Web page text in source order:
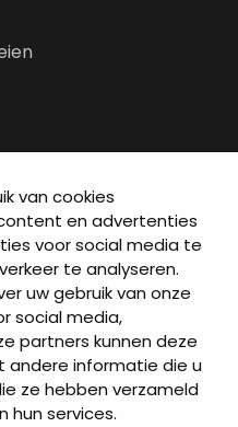
van cookies
en advertenties
voor social media te
te analyseren.
uw gebruik van onze
social media,
partners kunnen deze
andere informatie die u
ze hebben verzameld
hun services.